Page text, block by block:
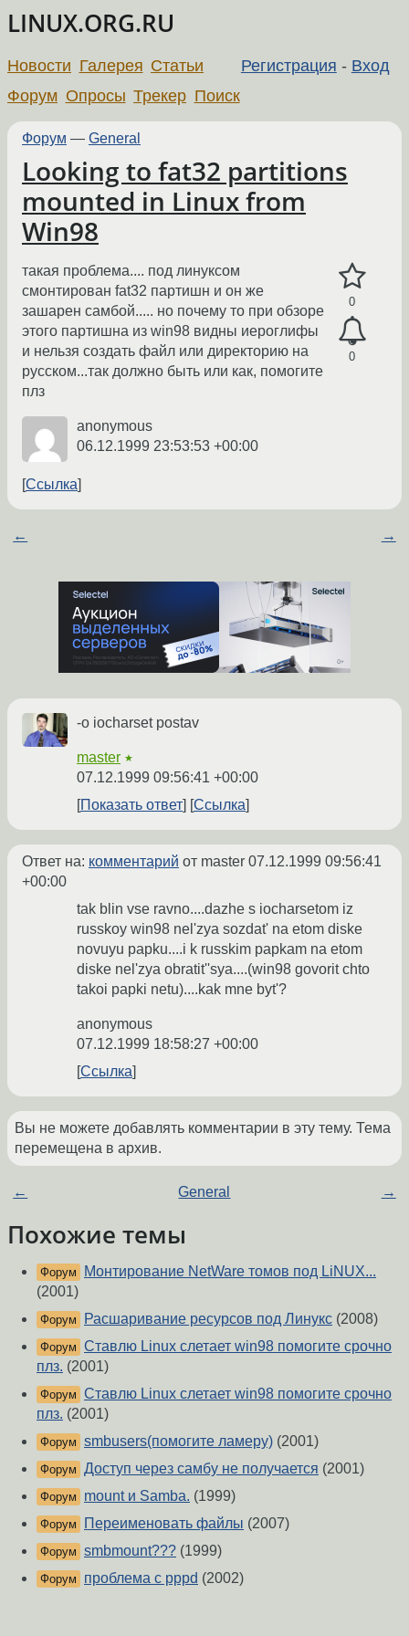
LINUX.ORG.RU
Регистрация - Вход
Новости Галерея Статьи
Форум Опросы Трекер Поиск
Форум — General
Looking to fat32 partitions
mounted in Linux from
Win98
0
0
такая проблема.... под линуксом
смонтирован fat32 партишн и он же
зашарен самбой..... но почему то при обзоре
этого партишна из win98 видны иероглифы
и нельзя создать файл или директорию на
русском...так должно быть или как, помогите
плз
anonymous
06.12.1999 23:53:53 +00:00
Ссылка
← →
-o iocharset postav
master ★
07.12.1999 09:56:41 +00:00
Показать ответ
Ссылка
Ответ на: комментарий от master 07.12.1999 09:56:41
+00:00
tak blin vse ravno....dazhe s iocharsetom iz
russkoy win98 nel'zya sozdat' na etom diske
novuyu papku....i k russkim papkam na etom
diske nel'zya obratit''sya....(win98 govorit chto
takoi papki netu)....kak mne byt'?
anonymous
07.12.1999 18:58:27 +00:00
Ссылка
Вы не можете добавлять комментарии в эту тему. Тема
перемещена в архив.
← General →
Похожие темы
Форум
Монтирование NetWare томов под LiNUX...
(2001)
Форум Расшаривание ресурсов под Линукс (2008)
Форум Ставлю Linux слетает win98 помогите срочно
плз. (2001)
Форум Ставлю Linux слетает win98 помогите срочно
плз. (2001)
Форум smbusers(помогите ламеру) (2001)
Форум Доступ через самбу не получается (2001)
Форум mount и Samba. (1999)
Форум Переименовать файлы (2007)
Форум smbmount??? (1999)
Форум проблема с pppd (2002)